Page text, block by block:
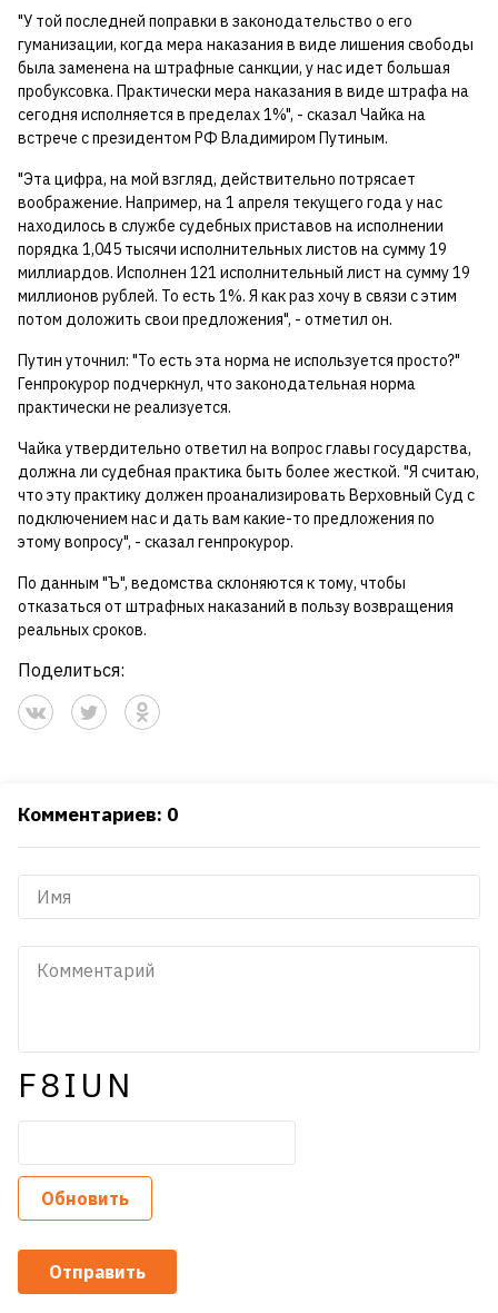
"У той последней поправки в законодательство о его
гуманизации, когда мера наказания в виде лишения свободы
была заменена на штрафные санкции, у нас идет большая
пробуксовка. Практически мера наказания в виде штрафа на
сегодня исполняется в пределах 1%", - сказал Чайка на
встрече с президентом РФ Владимиром Путиным.
"Эта цифра, на мой взгляд, действительно потрясает
воображение. Например, на 1 апреля текущего года у нас
находилось в службе судебных приставов на исполнении
порядка 1,045 тысячи исполнительных листов на сумму 19
миллиардов. Исполнен 121 исполнительный лист на сумму 19
миллионов рублей. То есть 1%. Я как раз хочу в связи с этим
потом доложить свои предложения", - отметил он.
Путин уточнил: "То есть эта норма не используется просто?"
Генпрокурор подчеркнул, что законодательная норма
практически не реализуется.
Чайка утвердительно ответил на вопрос главы государства,
должна ли судебная практика быть более жесткой. "Я считаю,
что эту практику должен проанализировать Верховный Суд с
подключением нас и дать вам какие-то предложения по
этому вопросу", - сказал генпрокурор.
По данным "Ъ", ведомства склоняются к тому, чтобы
отказаться от штрафных наказаний в пользу возвращения
реальных сроков.
Поделиться:
Комментариев: 0
F8IUN
Обновить
Отправить